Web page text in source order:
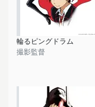
輪るピングドラム
撮影監督